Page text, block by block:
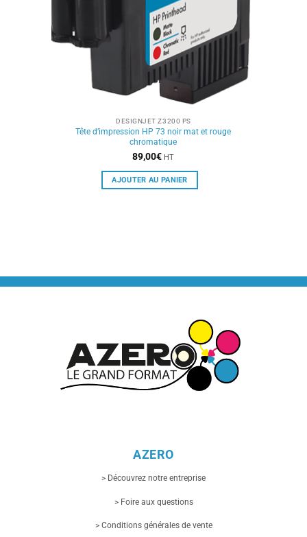
DESIGNJET Z3200 PS
Tête d’impression HP 73 noir mat et rouge
chromatique
89,00€ HT
AJOUTER AU PANIER
AZERO
> Découvrez notre entreprise
> Foire aux questions
> Conditions générales de vente